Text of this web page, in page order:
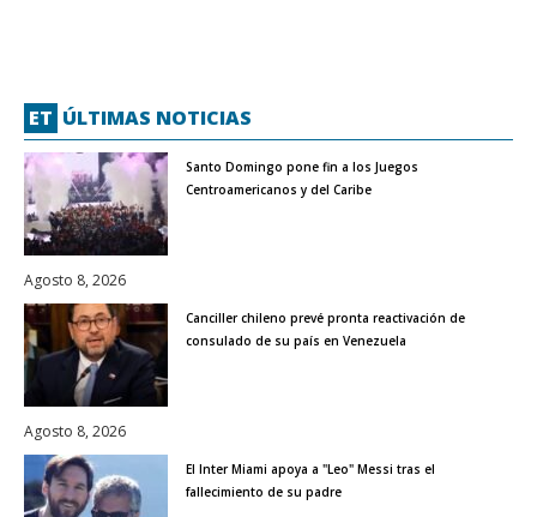
ET ÚLTIMAS NOTICIAS
Santo Domingo pone fin a los Juegos
Centroamericanos y del Caribe
Agosto 8, 2026
Canciller chileno prevé pronta reactivación de
consulado de su país en Venezuela
Agosto 8, 2026
El Inter Miami apoya a "Leo" Messi tras el
fallecimiento de su padre